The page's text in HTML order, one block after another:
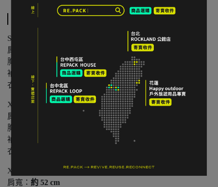
規格說明
S 碼
肩寬：
胸寬平量：
約 49 cm
袖長：
約 63 cm
衣長：
約 68 cm
XL 碼
肩寬：
胸寬平量：
袖長：
衣長：
XXL 碼
肩寬： 約 52 cm